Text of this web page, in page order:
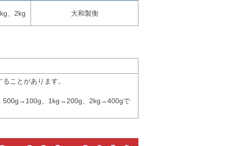
、2kg 大和製衡
ことがあります。
500g→100g、1kg→200g、2kg→400gで